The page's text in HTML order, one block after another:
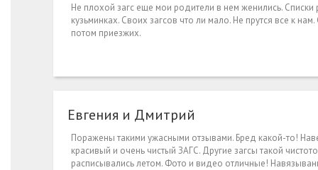
Не плохой загс еще мои родители в нем женились.
кузьминках. Своих загсов что ли мало. Не прутся все к
потом приезжих.
Евгения и Дмитрий
Поражены такими ужасными отзывами. Бред какой-то!
красивый и очень чистый ЗАГС. Другие загсы такой
расписывались летом. Фото и видео отличные!